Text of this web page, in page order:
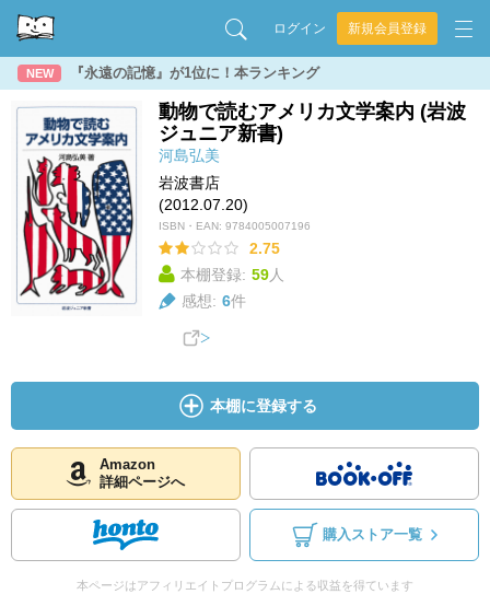
ログイン 新規会員登録
NEW 『永遠の記憶』が1位に！本ランキング
動物で読むアメリカ文学案内 (岩波
ジュニア新書)
河島弘美
岩波書店
(2012.07.20)
ISBN・EAN: 9784005007196
2.75
本棚登録: 59人
感想: 6件
本棚に登録する
Amazon
詳細ページへ
購入ストア一覧
本ページはアフィリエイトプログラムによる収益を得ています